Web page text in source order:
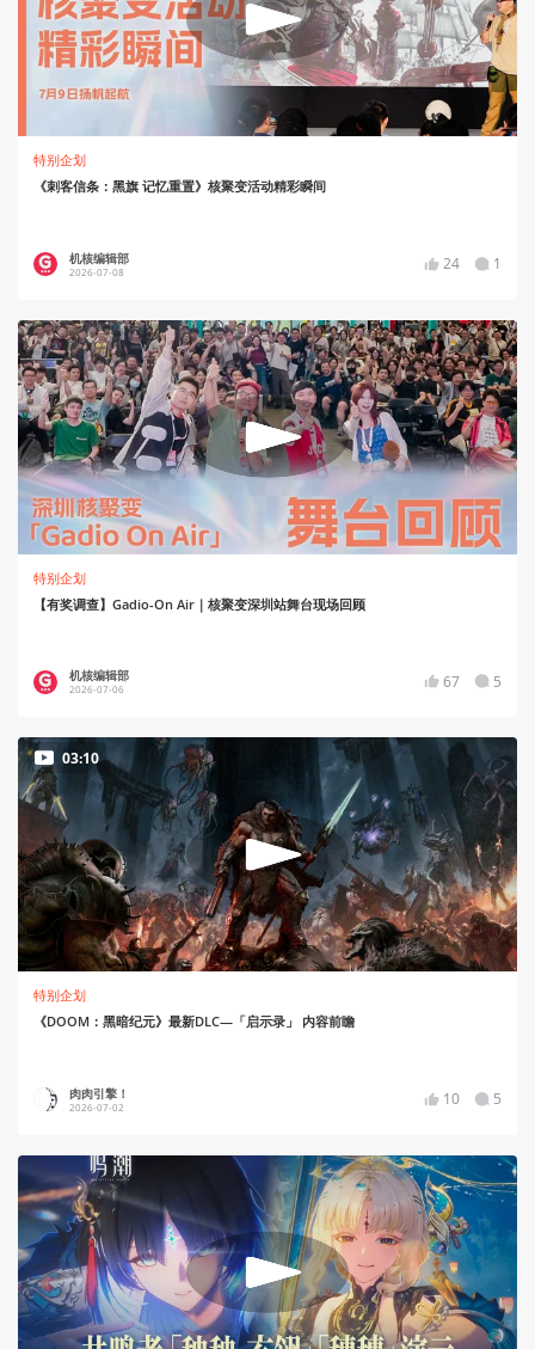
特别企划
《刺客信条：黑旗 记忆重置》核聚变活动精彩瞬间
机核编辑部
2026-07-08 24 1
特别企划
【有奖调查】Gadio-On Air｜核聚变深圳站舞台现场回顾
机核编辑部
2026-07-06 67 5
03:10
特别企划
《DOOM：黑暗纪元》最新DLC—「启示录」 内容前瞻
肉肉引擎！
2026-07-02 10 5